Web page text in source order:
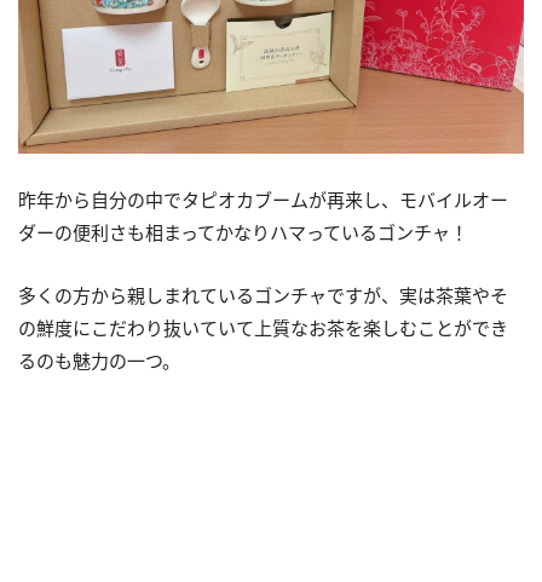
昨年から自分の中でタピオカブームが再来し、モバイルオー
ダーの便利さも相まってかなりハマっているゴンチャ！
多くの方から親しまれているゴンチャですが、実は茶葉やそ
の鮮度にこだわり抜いていて上質なお茶を楽しむことができ
るのも魅力の一つ。